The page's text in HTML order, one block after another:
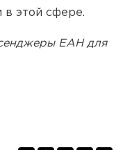
в этой сфере.
ЕАН для